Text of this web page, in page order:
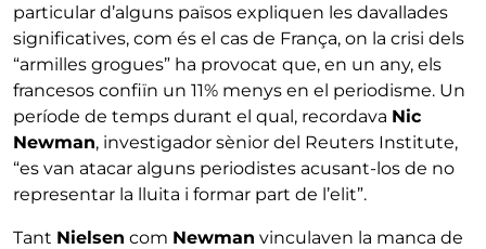
particular d’alguns països expliquen les davallades
significatives, com és el cas de França, on la crisi dels
“armilles grogues” ha provocat que, en un any, els
francesos confiïn un 11% menys en el periodisme. Un
període de temps durant el qual, recordava Nic
Newman, investigador sènior del Reuters Institute,
“es van atacar alguns periodistes acusant-los de no
representar la lluita i formar part de l’elit”.
Tant Nielsen com Newman vinculaven la manca de